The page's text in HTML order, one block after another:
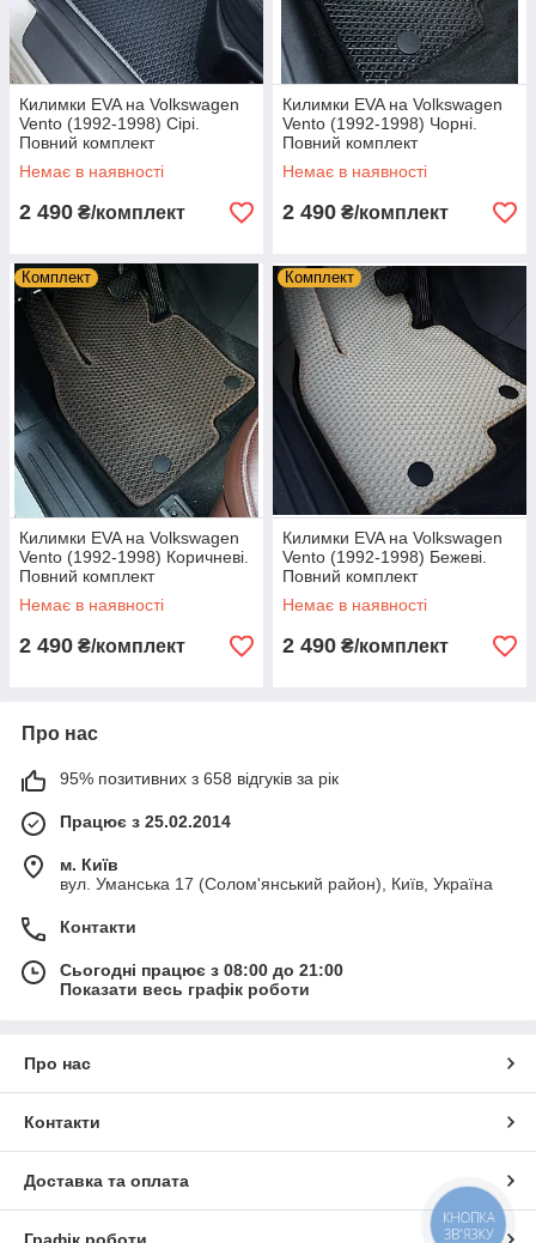
Килимки EVA на Volkswagen
Vento (1992-1998) Сірі.
Повний комплект
Немає в наявності
2 490 ₴/комплект
Килимки EVA на Volkswagen
Vento (1992-1998) Чорні.
Повний комплект
Немає в наявності
2 490 ₴/комплект
Комплект
Килимки EVA на Volkswagen
Vento (1992-1998) Коричневі.
Повний комплект
Немає в наявності
2 490 ₴/комплект
Комплект
Килимки EVA на Volkswagen
Vento (1992-1998) Бежеві.
Повний комплект
Немає в наявності
2 490 ₴/комплект
Про нас
95% позитивних з 658 відгуків за рік
Працює з 25.02.2014
м. Київ
вул. Уманська 17 (Солом'янський район), Київ, Україна
Контакти
Сьогодні працює з 08:00 до 21:00
Показати весь графік роботи
Про нас
Контакти
Доставка та оплата
КНОПКА
ЗВ'ЯЗКУ